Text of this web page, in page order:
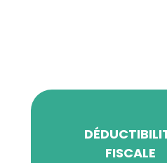
FISCALE